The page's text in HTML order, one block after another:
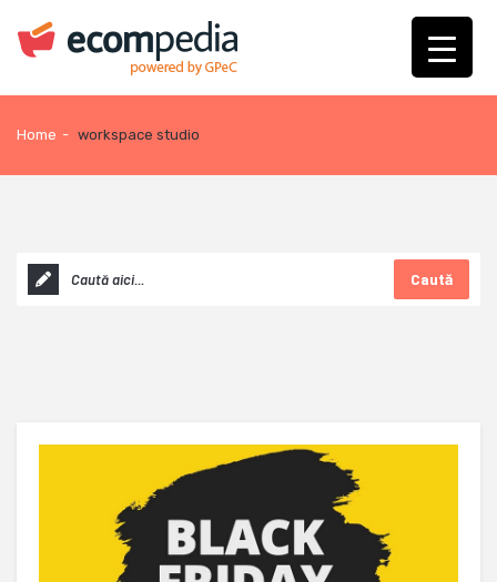
Home - workspace studio
Caută